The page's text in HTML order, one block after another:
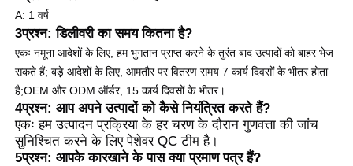
A: 1 वर्ष
3प्रश्न: डिलीवरी का समय कितना है?
एकः नमूना आदेशों के लिए, हम भुगतान प्राप्त करने के तुरंत बाद उत्पादों को बाहर भेज
सकते हैं; बड़े आदेशों के लिए, आमतौर पर वितरण समय 7 कार्य दिवसों के भीतर होता
है;OEM और ODM ऑर्डर, 15 कार्य दिवसों के भीतर।
4प्रश्न: आप अपने उत्पादों को कैसे नियंत्रित करते हैं?
एकः हम उत्पादन प्रक्रिया के हर चरण के दौरान गुणवत्ता की जांच
सुनिश्चित करने के लिए पेशेवर QC टीम है।
5प्रश्न: आपके कारखाने के पास क्या प्रमाण पत्र हैं?